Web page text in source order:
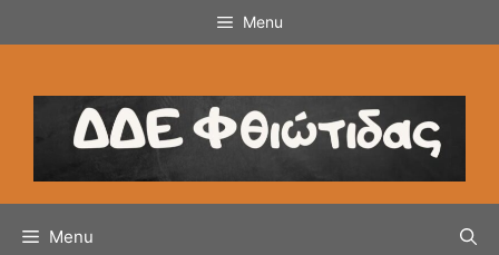
σε
Menu
Menu